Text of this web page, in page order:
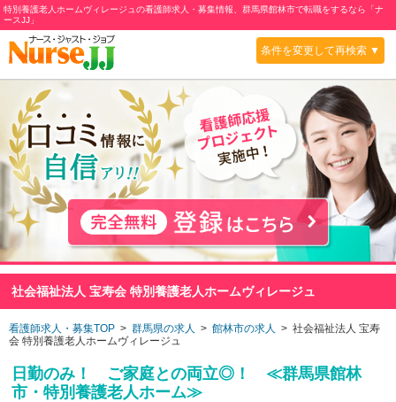
特別養護老人ホームヴィレージュの看護師求人・募集情報、群馬県館林市で転職をするなら「ナ
ースJJ」
条件を変更して再検索 ▼
社会福祉法人 宝寿会 特別養護老人ホームヴィレージュ
看護師求人・募集TOP > 群馬県の求人 > 館林市の求人 > 社会福祉法人 宝寿
会 特別養護老人ホームヴィレージュ
日勤のみ！ ご家庭との両立◎！ ≪群馬県館林
市・特別養護老人ホーム≫